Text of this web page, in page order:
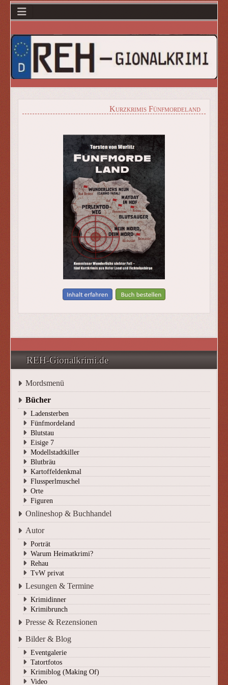
REH-Gionalkrimi.de
Mordsmenü
Bücher
Ladensterben
Fünfmordeland
Blutstau
Eisige 7
Modellstadtkiller
Blutbräu
Kartoffeldenkmal
Flussperlmuschel
Orte
Figuren
Onlineshop & Buchhandel
Autor
Porträt
Warum Heimatkrimi?
Rehau
TvW privat
Lesungen & Termine
Krimidinner
Krimibrunch
Presse & Rezensionen
Bilder & Blog
Eventgalerie
Tatortfotos
Krimiblog (Making Of)
Video
Kurzkrimis Fünfmordeland